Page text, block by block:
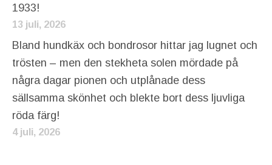
1933!
13 juli, 2026
Bland hundkäx och bondrosor hittar jag lugnet och
trösten – men den stekheta solen mördade på
några dagar pionen och utplånade dess
sällsamma skönhet och blekte bort dess ljuvliga
röda färg!
4 juli, 2026